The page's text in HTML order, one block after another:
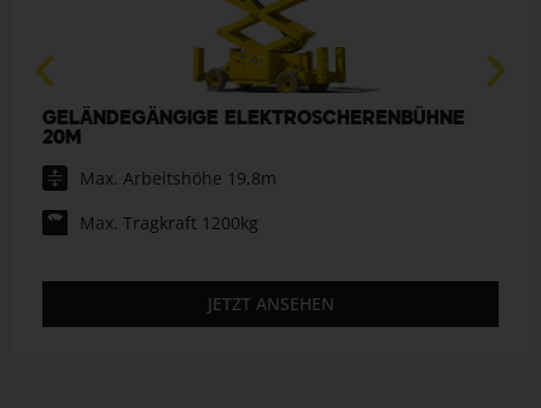
GELÄNDEGÄNGIGE ELEKTROSCHERENBÜHNE
20M
Max. Arbeitshöhe 19,8m
Max. Tragkraft 1200kg
JETZT ANSEHEN